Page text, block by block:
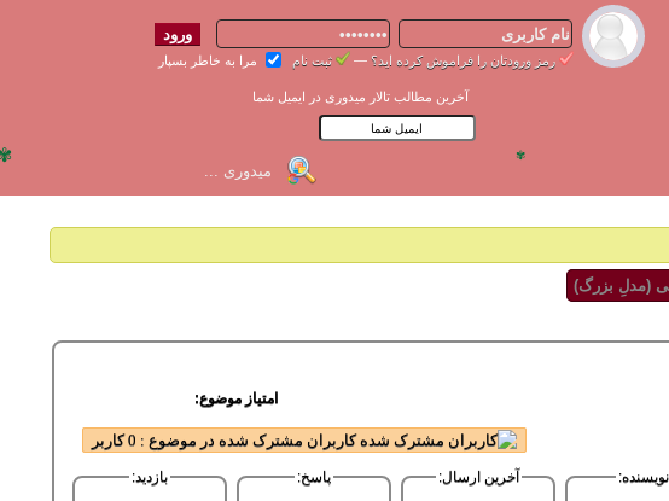
رمز ورودتان را فراموش کرده اید؟ — ثبت نام مرا به خاطر بسپار
آخرین مطالب تالار میدوری در ایمیل شما
(مدلِ بزرگ)
امتیاز موضوع:
کاربران مشترک شده در موضوع : 0 کاربر
نویسنده: آخرین ارسال: پاسخ: بازدید:
✾